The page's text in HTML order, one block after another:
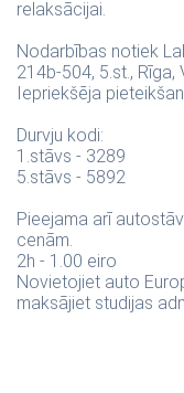
relaksācijai.
Nodarbības notiek
214b-504, 5.st., Rīga,
Iepriekšēja
Durvju kodi:
1.stāvs - 3289
5.stāvs - 5892
Pieejama arī
cenām.
2h - 1.00 eiro
Novietojiet auto
maksājiet studijas